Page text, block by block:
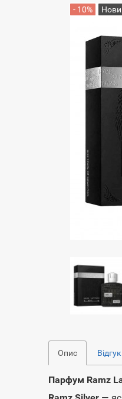
- 10%
Опис
Парфум Ramz